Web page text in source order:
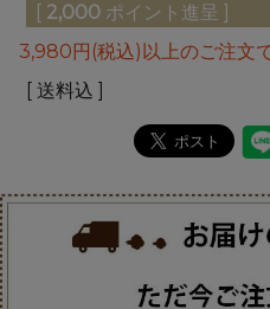
[ 2,000 ポイント進呈 ]
3,980円(税込)以上のご注文
送料込